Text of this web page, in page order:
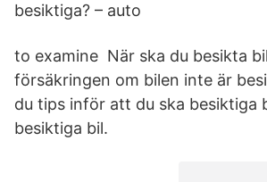
besiktiga? – auto
to examine När ska du besikta
försäkringen om bilen inte är
du tips inför att du ska besiktiga
besiktiga bil.